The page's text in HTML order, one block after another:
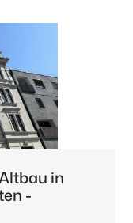
in
-